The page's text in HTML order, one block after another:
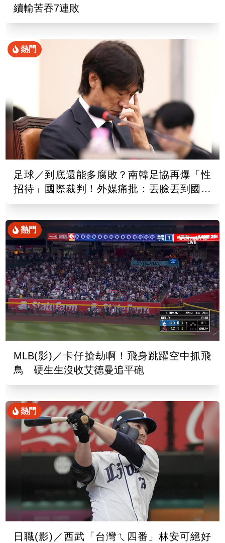
續輸苦吞7連敗
熱門
足球／到底還能多腐敗？南韓足協再爆「性
招待」國際裁判！外媒痛批：丟臉丟到國外
去
熱門
MLB(影)／卡仔搶劫啊！飛身跳躍空中抓飛
鳥 硬生生沒收艾德曼追平砲
熱門
日職(影)／西武「台灣ㄟ四番」林安可絕好